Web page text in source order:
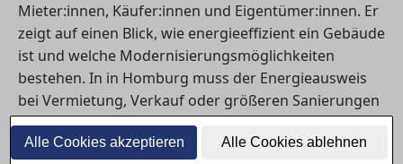
Alle Cookies akzeptieren Alle Cookies ablehnen
Mieter:innen, Käufer:innen und Eigentümer:innen. Er
zeigt auf einen Blick, wie energieeffizient ein Gebäude
ist und welche Modernisierungsmöglichkeiten
bestehen. In in Homburg muss der Energieausweis
bei Vermietung, Verkauf oder größeren Sanierungen
verpflichtend vorgelegt werden. Viele Kennzahlen
wirken auf den ersten Blick kompliziert – dieser